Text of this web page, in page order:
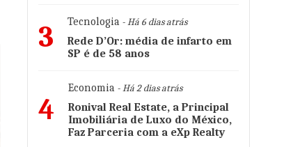
3 Tecnologia - Há 6 dias atrás
Rede D’Or: média de infarto em
SP é de 58 anos
4
Economia - Há 2 dias atrás
Ronival Real Estate, a Principal
Imobiliária de Luxo do México,
Faz Parceria com a eXp Realty